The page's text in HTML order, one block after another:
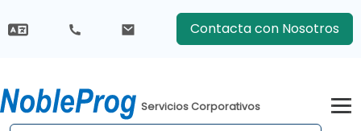
Contacta con Nosotros
Servicios Corporativos